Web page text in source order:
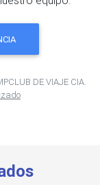
DE VIAJE CIA.